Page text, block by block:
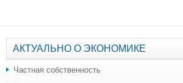
АКТУАЛЬНО О ЭКОНОМИКЕ
Частная собственность